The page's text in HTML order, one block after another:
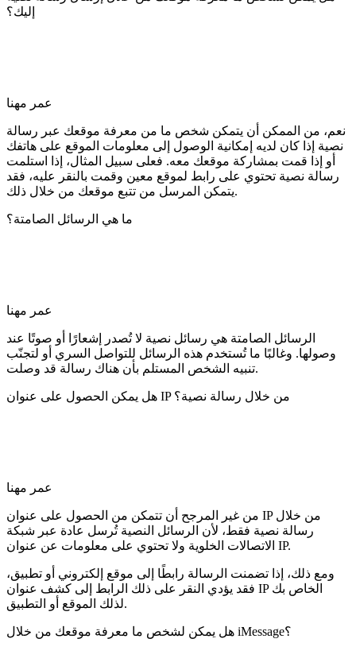
إليك؟
عمر مهنا
نعم، من الممكن أن يتمكن شخص ما من معرفة موقعك عبر رسالة
نصية إذا كان لديه إمكانية الوصول إلى معلومات الموقع على هاتفك
أو إذا قمت بمشاركة موقعك معه. فعلى سبيل المثال، إذا استلمت
رسالة نصية تحتوي على رابط لموقع معين وقمت بالنقر عليه، فقد
يتمكن المرسل من تتبع موقعك من خلال ذلك.
ما هي الرسائل الصامتة؟
عمر مهنا
الرسائل الصامتة هي رسائل نصية لا تُصدر إشعارًا أو صوتًا عند
وصولها. وغالبًا ما تُستخدم هذه الرسائل للتواصل السري أو لتجنّب
تنبيه الشخص المستلم بأن هناك رسالة قد وصلت.
هل يمكن الحصول على عنوان IP من خلال رسالة نصية؟
عمر مهنا
من غير المرجح أن تتمكن من الحصول على عنوان IP من خلال
رسالة نصية فقط، لأن الرسائل النصية تُرسل عادة عبر شبكة
الاتصالات الخلوية ولا تحتوي على معلومات عن عنوان IP.
ومع ذلك، إذا تضمنت الرسالة رابطًا إلى موقع إلكتروني أو تطبيق،
فقد يؤدي النقر على ذلك الرابط إلى كشف عنوان IP الخاص بك
لذلك الموقع أو التطبيق.
هل يمكن لشخص ما معرفة موقعك من خلال iMessage؟